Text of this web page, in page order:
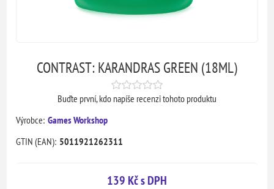
CONTRAST: KARANDRAS GREEN (18ML)
Buďte první, kdo napíše recenzi tohoto produktu
Výrobce: Games Workshop
GTIN (EAN): 5011921262311
139 Kč s DPH